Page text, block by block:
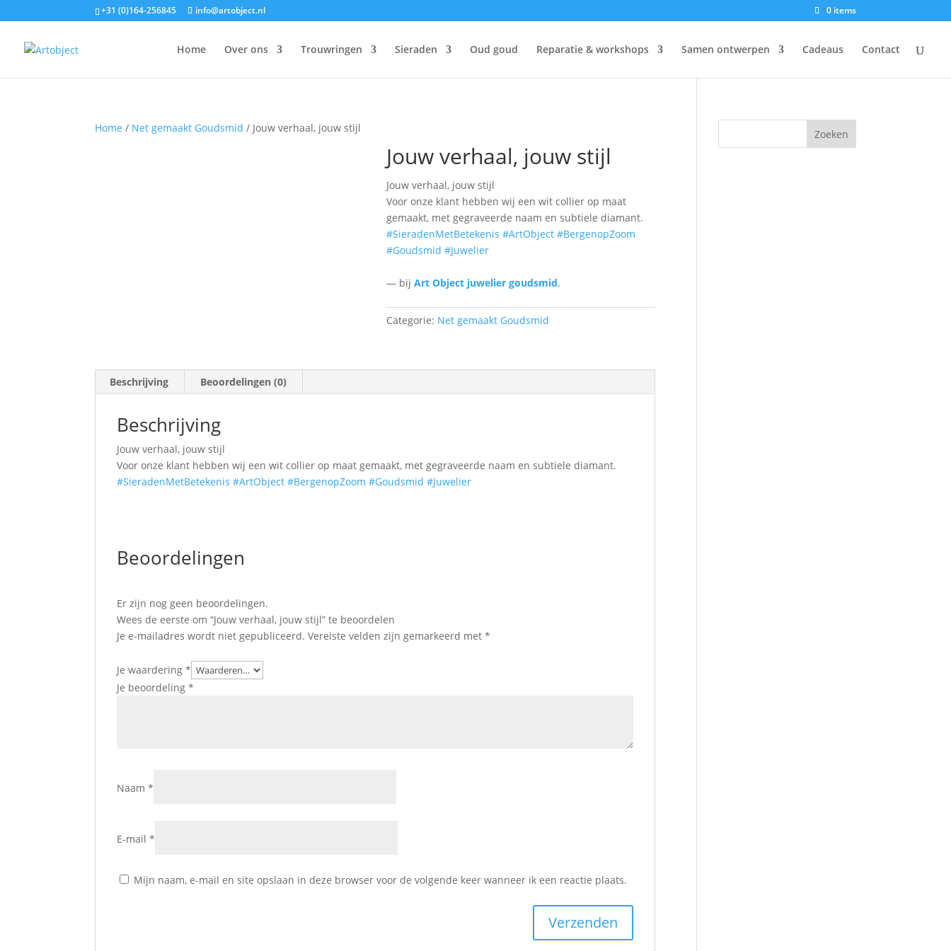
+31 (0)164-256845 info@artobject.nl 0 items
Home Over ons Trouwringen Sieraden Oud goud Reparatie & workshops Samen ontwerpen Cadeaus Contact
Home / Net gemaakt Goudsmid / Jouw verhaal, jouw stijl
Jouw verhaal, jouw stijl
Jouw verhaal, jouw stijl
Voor onze klant hebben wij een wit collier op maat
gemaakt, met gegraveerde naam en subtiele diamant.
#SieradenMetBetekenis #ArtObject #BergenopZoom
#Goudsmid #Juwelier
— bijArt Object juwelier goudsmid.
Categorie: Net gemaakt Goudsmid
Beschrijving Beoordelingen (0)
Beschrijving
Jouw verhaal, jouw stijl
Voor onze klant hebben wij een wit collier op maat gemaakt, met gegraveerde naam en subtiele diamant.
#SieradenMetBetekenis #ArtObject #BergenopZoom #Goudsmid #Juwelier
Beoordelingen
Er zijn nog geen beoordelingen.
Wees de eerste om “Jouw verhaal, jouw stijl” te beoordelen
Je e-mailadres wordt niet gepubliceerd. Vereiste velden zijn gemarkeerd met*
Je waardering*
Je beoordeling*
Naam*
E-mail*
Mijn naam, e-mail en site opslaan in deze browser voor de volgende keer wanneer ik een reactie plaats.